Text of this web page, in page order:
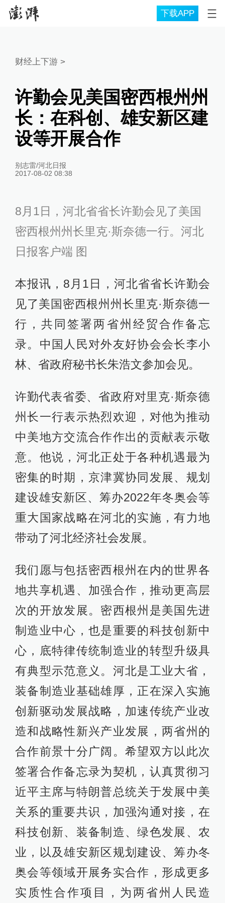
下载APP
财经上下游 >
许勤会见美国密西根州州
长：在科创、雄安新区建
设等开展合作
别志雷/河北日报
2017-08-02 08:38
8月1日，河北省省长许勤会见了美国
密西根州州长里克·斯奈德一行。河北
日报客户端 图
本报讯，8月1日，河北省省长许勤会
见了美国密西根州州长里克·斯奈德一
行，共同签署两省州经贸合作备忘
录。中国人民对外友好协会会长李小
林、省政府秘书长朱浩文参加会见。
许勤代表省委、省政府对里克·斯奈德
州长一行表示热烈欢迎，对他为推动
中美地方交流合作作出的贡献表示敬
意。他说，河北正处于各种机遇最为
密集的时期，京津冀协同发展、规划
建设雄安新区、筹办2022年冬奥会等
重大国家战略在河北的实施，有力地
带动了河北经济社会发展。
我们愿与包括密西根州在内的世界各
地共享机遇、加强合作，推动更高层
次的开放发展。密西根州是美国先进
制造业中心，也是重要的科技创新中
心，底特律传统制造业的转型升级具
有典型示范意义。河北是工业大省，
装备制造业基础雄厚，正在深入实施
创新驱动发展战略，加速传统产业改
造和战略性新兴产业发展，两省州的
合作前景十分广阔。希望双方以此次
签署合作备忘录为契机，认真贯彻习
近平主席与特朗普总统关于发展中美
关系的重要共识，加强沟通对接，在
科技创新、装备制造、绿色发展、农
业，以及雄安新区规划建设、筹办冬
奥会等领域开展务实合作，形成更多
实质性合作项目，为两省州人民造